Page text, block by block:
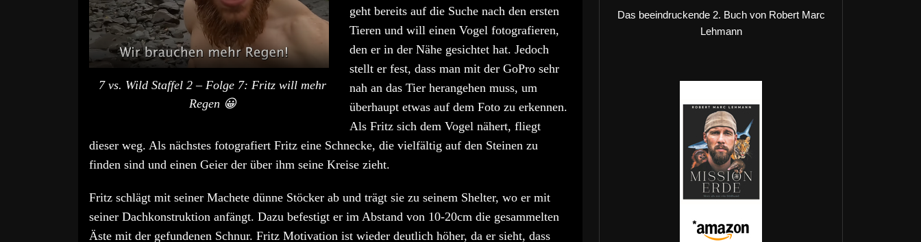
7 vs. Wild Staffel 2 – Folge 7: Fritz will mehr
Regen 😀
geht bereits auf die Suche nach den ersten
Tieren und will einen Vogel fotografieren,
den er in der Nähe gesichtet hat. Jedoch
stellt er fest, dass man mit der GoPro sehr
nah an das Tier herangehen muss, um
überhaupt etwas auf dem Foto zu erkennen.
Als Fritz sich dem Vogel nähert, fliegt
dieser weg. Als nächstes fotografiert Fritz eine Schnecke, die vielfältig auf den Steinen zu
finden sind und einen Geier der über ihm seine Kreise zieht.
Fritz schlägt mit seiner Machete dünne Stöcker ab und trägt sie zu seinem Shelter, wo er mit
seiner Dachkonstruktion anfängt. Dazu befestigt er im Abstand von 10-20cm die gesammelten
Äste mit der gefundenen Schnur. Fritz Motivation ist wieder deutlich höher, da er sieht, dass
Das beeindruckende 2. Buch von Robert Marc
Lehmann